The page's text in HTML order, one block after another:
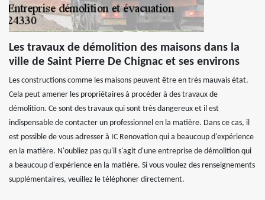
Les travaux de démolition des maisons dans la
ville de Saint Pierre De Chignac et ses environs
Les constructions comme les maisons peuvent être en très mauvais état.
Cela peut amener les propriétaires à procéder à des travaux de
démolition. Ce sont des travaux qui sont très dangereux et il est
indispensable de contacter un professionnel en la matière. Dans ce cas, il
est possible de vous adresser à IC Renovation qui a beaucoup d'expérience
en la matière. N'oubliez pas qu'il s'agit d'une entreprise de démolition qui
a beaucoup d'expérience en la matière. Si vous voulez des renseignements
supplémentaires, veuillez le téléphoner directement.